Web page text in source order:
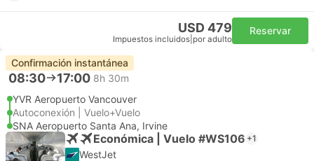
USD 479
Impuestos incluidos por adulto
Reservar
Confirmación instantánea
08:30 17:00 8h 30m
YVR Aeropuerto Vancouver
Autoconexión | Vuelo+Vuelo
SNA Aeropuerto Santa Ana, Irvine
Económica | Vuelo #WS106 +1
WestJet